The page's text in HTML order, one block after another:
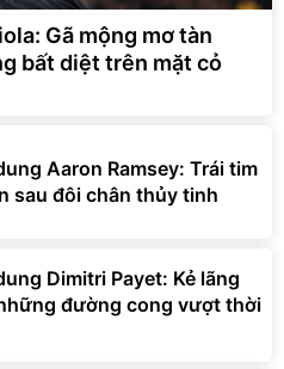
Gã mộng mơ tàn
bất diệt trên mặt cỏ
Aaron Ramsey: Trái tim
sau đôi chân thủy tinh
Dimitri Payet: Kẻ lãng
đường cong vượt thời